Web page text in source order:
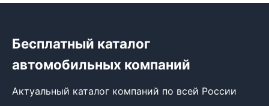
Бесплатный каталог
автомобильных компаний
Актуальный каталог компаний по всей России